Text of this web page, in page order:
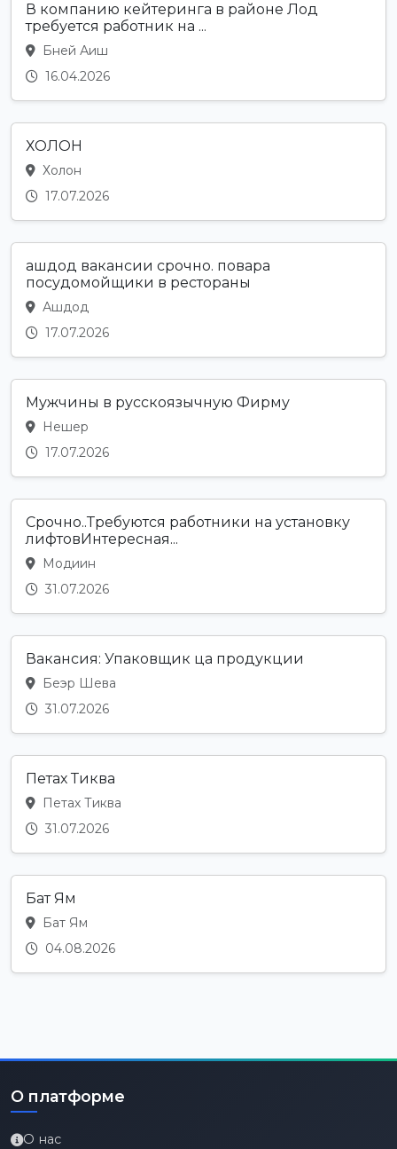
В компанию кейтеринга в районе Лод
требуется работник на ...
Бней Аиш
16.04.2026
ХОЛОН
Холон
17.07.2026
ашдод вакансии срочно. повара
посудомойщики в рестораны
Ашдод
17.07.2026
Мужчины в русскоязычную Фирму
Нешер
17.07.2026
Срочно..Требуются работники на установку
лифтовИнтересная...
Модиин
31.07.2026
Вакансия: Упаковщик ца продукции
Беэр Шева
31.07.2026
Петах Тиква
Петах Тиква
31.07.2026
Бат Ям
Бат Ям
04.08.2026
О платформе
О нас